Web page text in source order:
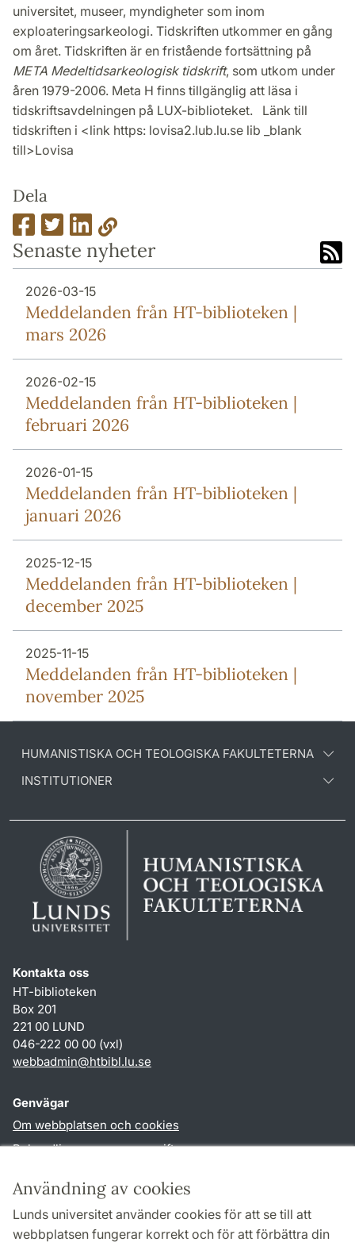
Användning av cookies
Lunds universitet använder cookies för att se till att
webbplatsen fungerar korrekt och för att förbättra din
universitet, museer, myndigheter som inom
exploateringsarkeologi. Tidskriften utkommer en gång
om året. Tidskriften är en fristående fortsättning på
META Medeltidsarkeologisk tidskrift, som utkom under
åren 1979-2006. Meta H finns tillgänglig att läsa i
tidskriftsavdelningen på LUX-biblioteket. Länk till
tidskriften i <link https: lovisa2.lub.lu.se lib _blank
till>Lovisa
Dela
Senaste nyheter
2026-03-15
Meddelanden från HT-biblioteken |
mars 2026
2026-02-15
Meddelanden från HT-biblioteken |
februari 2026
2026-01-15
Meddelanden från HT-biblioteken |
januari 2026
2025-12-15
Meddelanden från HT-biblioteken |
december 2025
2025-11-15
Meddelanden från HT-biblioteken |
november 2025
HUMANISTISKA OCH TEOLOGISKA FAKULTETERNA
INSTITUTIONER
Kontakta oss
HT-biblioteken
Box 201
221 00 LUND
046-222 00 00 (vxl)
webbadmin@htbibl.lu.se
Genvägar
Om webbplatsen och cookies
Behandling av personuppgifter
TYPO3-login